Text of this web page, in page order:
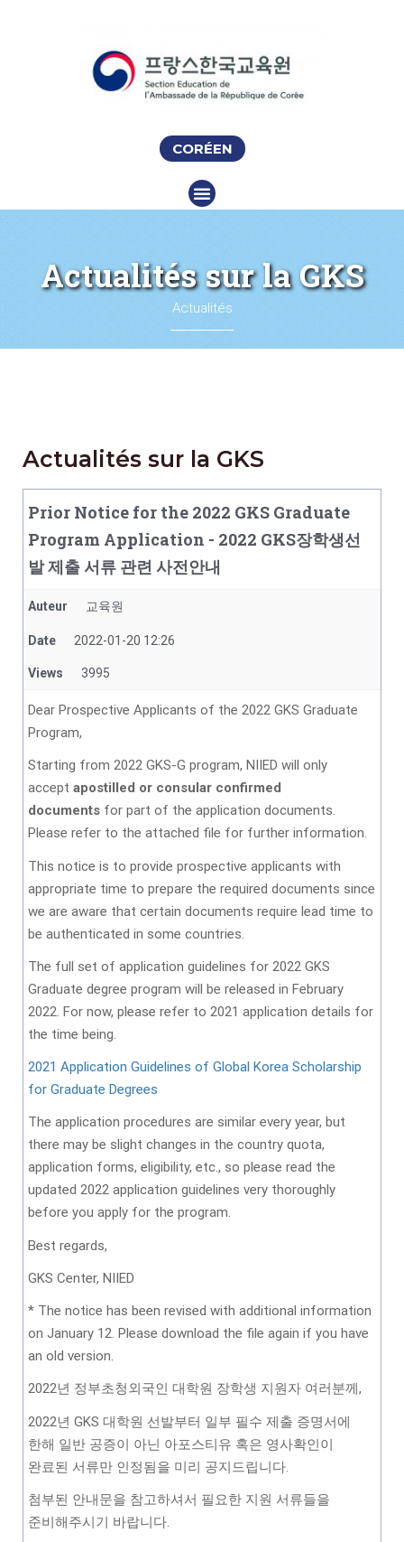
CORÉEN
Actualités sur la GKS
Actualités
Actualités sur la GKS
Prior Notice for the 2022 GKS Graduate
Program Application - 2022 GKS장학생선
발 제출 서류 관련 사전안내
Auteur 교육원
Date 2022-01-20 12:26
Views 3995
Dear Prospective Applicants of the 2022 GKS Graduate
Program,
Starting from 2022 GKS-G program, NIIED will only
accept apostilled or consular confirmed
documents for part of the application documents.
Please refer to the attached file for further information.
This notice is to provide prospective applicants with
appropriate time to prepare the required documents since
we are aware that certain documents require lead time to
be authenticated in some countries.
The full set of application guidelines for 2022 GKS
Graduate degree program will be released in February
2022. For now, please refer to 2021 application details for
the time being.
2021 Application Guidelines of Global Korea Scholarship
for Graduate Degrees
The application procedures are similar every year, but
there may be slight changes in the country quota,
application forms, eligibility, etc., so please read the
updated 2022 application guidelines very thoroughly
before you apply for the program.
Best regards,
GKS Center, NIIED
* The notice has been revised with additional information
on January 12. Please download the file again if you have
an old version.
2022년 정부초청외국인 대학원 장학생 지원자 여러분께,
2022년 GKS 대학원 선발부터 일부 필수 제출 증명서에
한해 일반 공증이 아닌 아포스티유 혹은 영사확인이
완료된 서류만 인정됨을 미리 공지드립니다.
첨부된 안내문을 참고하셔서 필요한 지원 서류들을
준비해주시기 바랍니다.